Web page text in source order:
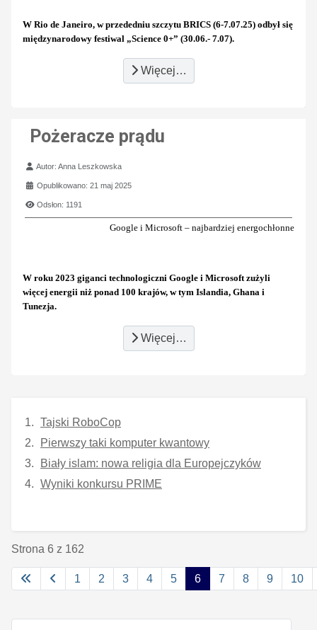
W Rio de Janeiro, w przededniu szczytu BRICS (6-7.07.25) odbył się
międzynarodowy festiwal „Science 0+” (30.06.- 7.07).
Więcej…
Pożeracze prądu
Szczegóły
Autor:Anna Leszkowska
Opublikowano: 21 maj 2025
Odsłon: 1191
Google i Microsoft – najbardziej energochłonne
W roku 2023 giganci technologiczni Google i Microsoft zużyli
więcej energii niż ponad 100 krajów, w tym Islandia, Ghana i
Tunezja.
Więcej…
Tajski RoboCop
Pierwszy taki komputer kwantowy
Biały islam: nowa religia dla Europejczyków
Wyniki konkursu PRIME
Strona 6 z 162
1 2 3 4 5 6 7 8 9 10